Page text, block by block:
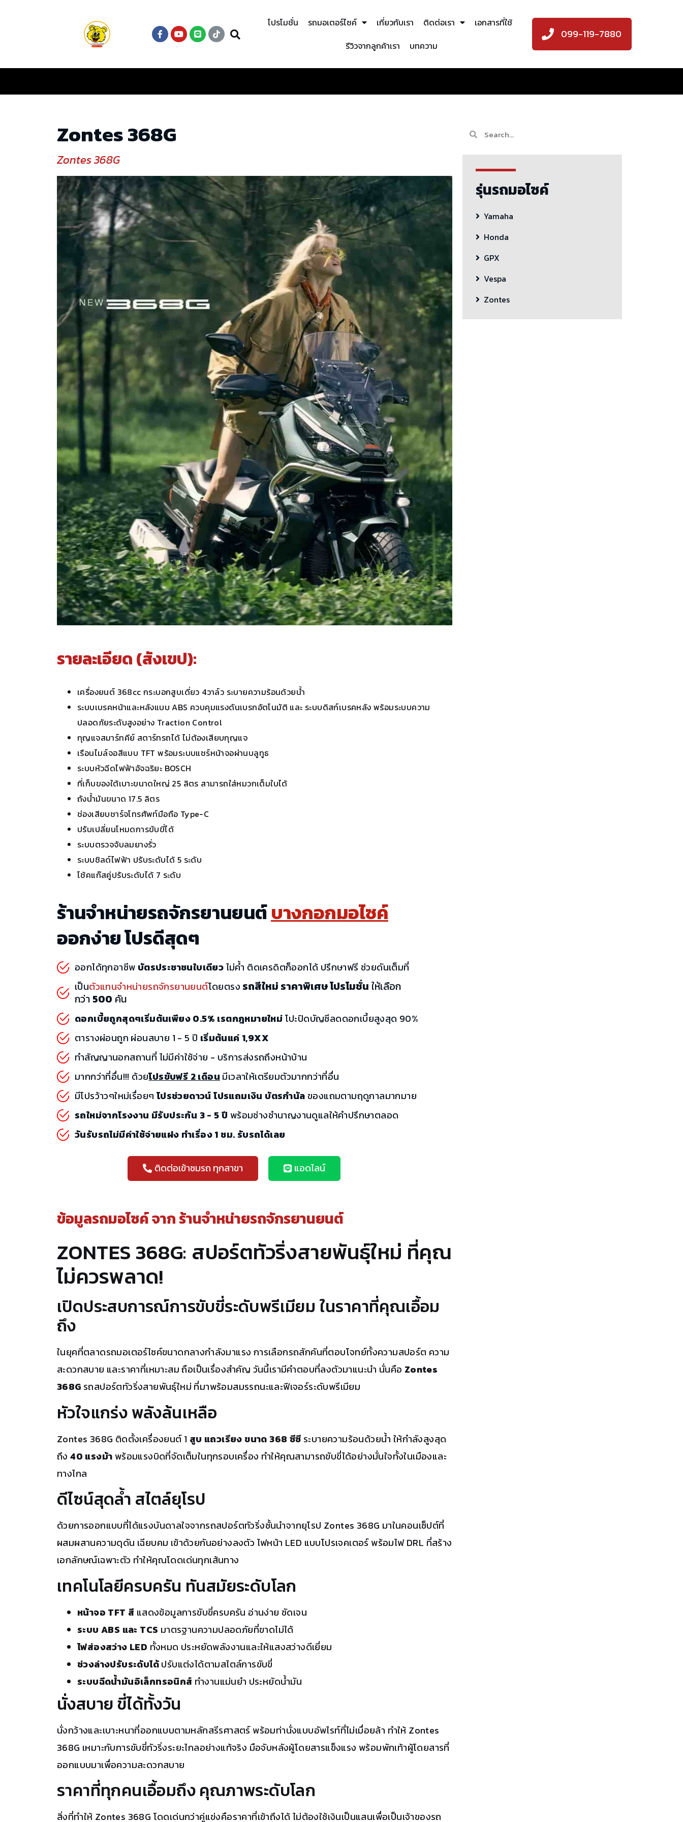
โปรโมชั่น รถมอเตอร์ไซค์ เกี่ยวกับเรา ติดต่อเรา
เอกสารที่ใช้
รีวิวจากลูกค้าเรา
บทความ
099-119-7880
Zontes 368G
Zontes 368G
รายละเอียด (สังเขป):
เครื่องยนต์ 368cc กระบอกสูบเดี่ยว 4วาล์ว ระบายความร้อนด้วยน้ำ
ระบบเบรคหน้าและหลังแบบ ABS ควบคุมแรงดันเบรกอัตโนมัติ และ ระบบดิสก์เบรคหลัง พร้อมระบบความ
ปลอดภัยระดับสูงอย่าง Traction Control
กุญแจสมาร์ทคีย์ สตาร์ทรถได้ ไม่ต้องเสียบกุญแจ
เรือนไมล์จอสีแบบ TFT พร้อมระบบแชร์หน้าจอผ่านบลูทูธ
ระบบหัวฉีดไฟฟ้าอัจฉริยะ BOSCH
ที่เก็บของใต้เบาะขนาดใหญ่ 25 ลิตร สามารถใส่หมวกเต็มใบได้
ถังน้ำมันขนาด 17.5 ลิตร
ช่องเสียบชาร์จโทรศัพท์มือถือ Type-C
ปรับเปลี่ยนโหมดการขับขี่ได้
ระบบตรวจจับลมยางรั่ว
ระบบชิลด์ไฟฟ้า ปรับระดับได้ 5 ระดับ
โช้คแก๊สคู่ปรับระดับได้ 7 ระดับ
ร้านจำหน่ายรถจักรยานยนต์บางกอกมอไซค์
ออกง่าย โปรดีสุดๆ
ออกได้ทุกอาชีพ บัตรประชาชนใบเดียวไม่ค้ำ ติดเครดิตก็ออกได้ ปรึกษาฟรี ช่วยดันเต็มที่
เป็นตัวแทนจำหน่ายรถจักรยานยนต์โดยตรง รถสีใหม่ ราคาพิเศษ โปรโมชั่น ให้เลือก
กว่า 500 คัน
ดอกเบี้ยถูกสุดๆเริ่มต้นเพียง 0.5% เรตกฎหมายใหม่โปะปิดบัญชีลดดอกเบี้ยสูงสุด 90%
ตารางผ่อนถูก ผ่อนสบาย 1 - 5 ปี เริ่มต้นแค่ 1,9XX
ทำสัญญานอกสถานที่ ไม่มีค่าใช้จ่าย - บริการส่งรถถึงหน้าบ้าน
มากกว่าที่อื่น!!! ด้วยโปรขับฟรี 2 เดือน มีเวลาให้เตรียมตัวมากกว่าที่อื่น
มีโปรว้าวๆใหม่เรื่อยๆ โปรช่วยดาวน์ โปรแถมเงิน บัตรกำนัลของแถมตามฤดูกาลมากมาย
รถใหม่จากโรงงาน มีรับประกัน 3 - 5 ปี พร้อมช่างชำนาญงานดูแลให้คำปรึกษาตลอด
วันรับรถไม่มีค่าใช้จ่ายแฝง ทำเรื่อง 1 ชม. รับรถได้เลย
ติดต่อเข้าชมรถ ทุกสาขา แอดไลน์
ข้อมูลรถมอไซค์ จากร้านจำหน่ายรถจักรยานยนต์
ZONTES 368G: สปอร์ตทัวริ่งสายพันธุ์ใหม่ ที่คุณ
ไม่ควรพลาด!
เปิดประสบการณ์การขับขี่ระดับพรีเมียม ในราคาที่คุณเอื้อม
ถึง
ในยุคที่ตลาดรถมอเตอร์ไซค์ขนาดกลางกำลังมาแรง การเลือกรถสักคันที่ตอบโจทย์ทั้งความสปอร์ต ความ
สะดวกสบาย และราคาที่เหมาะสม ถือเป็นเรื่องสำคัญ วันนี้เรามีคำตอบที่ลงตัวมาแนะนำ นั่นคือ Zontes
368G รถสปอร์ตทัวริ่งสายพันธุ์ใหม่ ที่มาพร้อมสมรรถนะและฟีเจอร์ระดับพรีเมียม
หัวใจแกร่ง พลังล้นเหลือ
Zontes 368G ติดตั้งเครื่องยนต์ 1 สูบ แถวเรียง ขนาด 368 ซีซี ระบายความร้อนด้วยน้ำ ให้กำลังสูงสุด
ถึง40 แรงม้า พร้อมแรงบิดที่จัดเต็มในทุกรอบเครื่อง ทำให้คุณสามารถขับขี่ได้อย่างมั่นใจทั้งในเมืองและ
ทางไกล
ดีไซน์สุดล้ำ สไตล์ยุโรป
ด้วยการออกแบบที่ได้แรงบันดาลใจจากรถสปอร์ตทัวริ่งชั้นนำจากยุโรป Zontes 368G มาในคอนเซ็ปต์ที่
ผสมผสานความดุดัน เฉียบคม เข้าด้วยกันอย่างลงตัว ไฟหน้า LED แบบโปรเจคเตอร์ พร้อมไฟ DRL ที่สร้าง
เอกลักษณ์เฉพาะตัว ทำให้คุณโดดเด่นทุกเส้นทาง
เทคโนโลยีครบครัน ทันสมัยระดับโลก
หน้าจอ TFT สี แสดงข้อมูลการขับขี่ครบครัน อ่านง่าย ชัดเจน
ระบบ ABS และ TCS มาตรฐานความปลอดภัยที่ขาดไม่ได้
ไฟส่องสว่าง LED ทั้งหมด ประหยัดพลังงานและให้แสงสว่างดีเยี่ยม
ช่วงล่างปรับระดับได้ปรับแต่งได้ตามสไตล์การขับขี่
ระบบฉีดน้ำมันอิเล็กทรอนิกส์ ทำงานแม่นยำ ประหยัดน้ำมัน
นั่งสบาย ขี่ได้ทั้งวัน
นั่งกว้างและเบาะหนาที่ออกแบบตามหลักสรีรศาสตร์ พร้อมท่านั่งแบบอัพไรท์ที่ไม่เมื่อยล้า ทำให้ Zontes
368G เหมาะกับการขับขี่ทัวริ่งระยะไกลอย่างแท้จริง มือจับหลังผู้โดยสารแข็งแรง พร้อมพักเท้าผู้โดยสารที่
ออกแบบมาเพื่อความสะดวกสบาย
ราคาที่ทุกคนเอื้อมถึง คุณภาพระดับโลก
สิ่งที่ทำให้ Zontes 368G โดดเด่นกว่าคู่แข่งคือราคาที่เข้าถึงได้ ไม่ต้องใช้เงินเป็นแสนเพื่อเป็นเจ้าของรถ
รุ่นรถมอไซค์
Yamaha
Honda
GPX
Vespa
Zontes